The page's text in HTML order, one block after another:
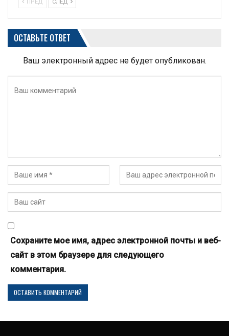
ПРЕД СЛЕД
ОСТАВЬТЕ ОТВЕТ
Ваш электронный адрес не будет опубликован.
Сохраните мое имя, адрес электронной почты и веб-
сайт в этом браузере для следующего
комментария.